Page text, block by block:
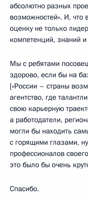
абсолютно разных
возможностей». И,
оценку не только
компетенций, знаний
Мы с ребятами
здорово, если бы на
[«России – страны
агентство, где
свою карьерную
а работодатели,
могли бы находить
с горящими глазами,
профессионалов
это было бы очень
Спасибо.